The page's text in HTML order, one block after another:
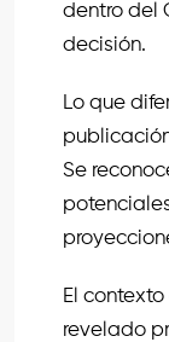
dentro del
decisión.
Lo que
Se
El
revelado